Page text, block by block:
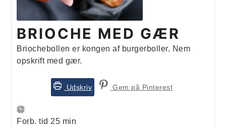
BRIOCHE MED GÆR
Briochebollen er kongen af burgerboller. Nem
opskrift med gær.
Udskriv Gem på Pinterest
Forb. tid 25minutter
min